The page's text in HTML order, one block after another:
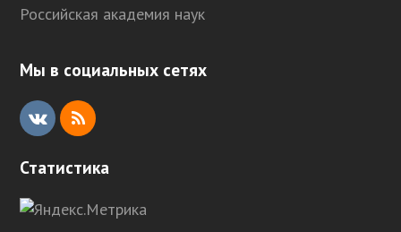
Российская академия наук
Мы в социальных сетях
V
R
Статистика